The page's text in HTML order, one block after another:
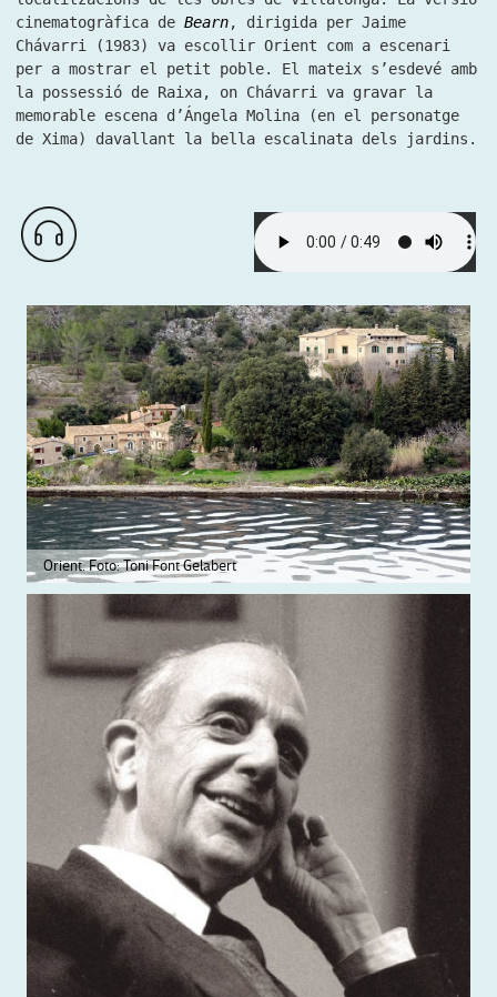
cinematogràfica de Bearn, dirigida per Jaime
Chávarri (1983) va escollir Orient com a escenari
per a mostrar el petit poble. El mateix s’esdevé amb
la possessió de Raixa, on Chávarri va gravar la
memorable escena d’Ángela Molina (en el personatge
de Xima) davallant la bella escalinata dels jardins.
Orient. Foto: Toni Font Gelabert